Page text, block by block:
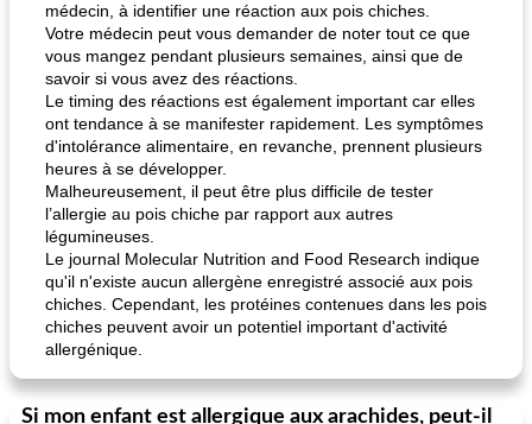
médecin, à identifier une réaction aux pois chiches.
Votre médecin peut vous demander de noter tout ce que
vous mangez pendant plusieurs semaines, ainsi que de
savoir si vous avez des réactions.
Le timing des réactions est également important car elles
ont tendance à se manifester rapidement. Les symptômes
d'intolérance alimentaire, en revanche, prennent plusieurs
heures à se développer.
Malheureusement, il peut être plus difficile de tester
l’allergie au pois chiche par rapport aux autres
légumineuses.
Le journal Molecular Nutrition and Food Research indique
qu'il n'existe aucun allergène enregistré associé aux pois
chiches. Cependant, les protéines contenues dans les pois
chiches peuvent avoir un potentiel important d'activité
allergénique.
Si mon enfant est allergique aux arachides, peut-il